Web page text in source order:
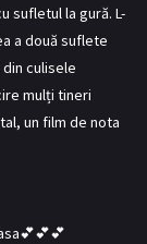
sufletul la gură. L-
a două suflete
culisele
mulți tineri
un film de nota